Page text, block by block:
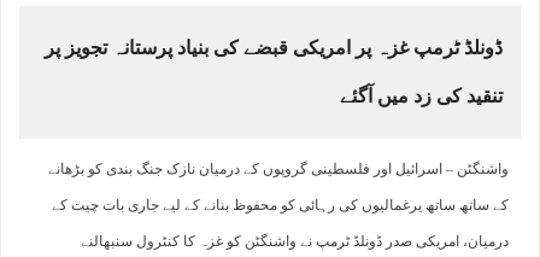
ڈونلڈ ٹرمپ غزہ پر امریکی قبضے کی بنیاد پرستانہ تجویز پر
تنقید کی زد میں آگئے
واشنگٹن – اسرائیل اور فلسطینی گروپوں کے درمیان نازک جنگ بندی کو بڑھانے
کے ساتھ ساتھ یرغمالیوں کی رہائی کو محفوظ بنانے کے لیے جاری بات چیت کے
درمیان، امریکی صدر ڈونلڈ ٹرمپ نے واشنگٹن کو غزہ کا کنٹرول سنبھالنے